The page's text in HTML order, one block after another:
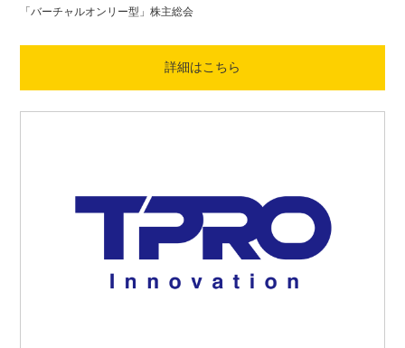
「バーチャルオンリー型」株主総会
詳細はこちら